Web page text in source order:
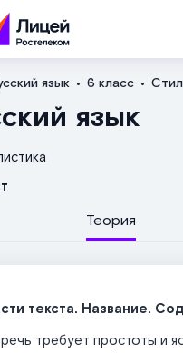
язык 6 класс
язык
Теория
текста. Название.
требует простоты и